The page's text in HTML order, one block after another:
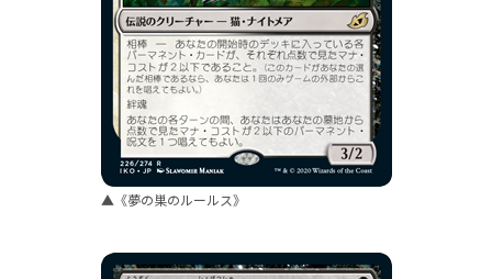
▲《夢の巣のルールス》